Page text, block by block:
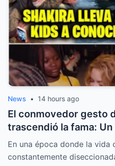
historia familiar dio un
cuando una simple
autoridades abrieran
que cambió por
caso.
News • 14 hours ago
El conmovedor gesto
trascendió la fama:
una promesa frente al
regreso al estudio
En una época donde la vida
constantemente